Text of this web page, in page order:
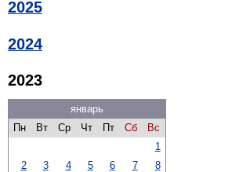
2025
2024
2023
январь
Пн
Вт Ср Чт Пт Сб
Вс
1
2
3 4 5 6 7
8